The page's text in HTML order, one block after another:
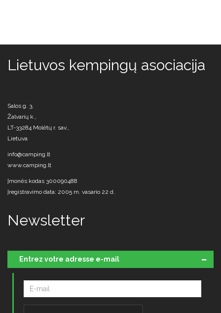
Lietuvos kempingų asociacija
Salos g. 3,
Žalvarių k.,
LT-33284 Molėtų r. sav.,
Lietuva
info@camping.lt
www.camping.lt
Įmonės kodas 300090488
Įregistravimo data: 2005 m. vasario 22 d.
Newsletter
Entrez votre adresse e-mail